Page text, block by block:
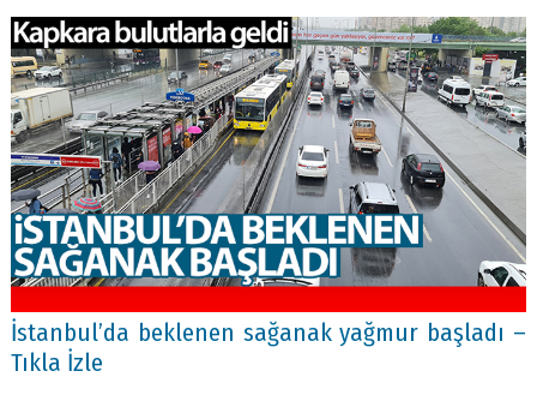
İstanbul’da beklenen sağanak yağmur başladı –
Tıkla İzle